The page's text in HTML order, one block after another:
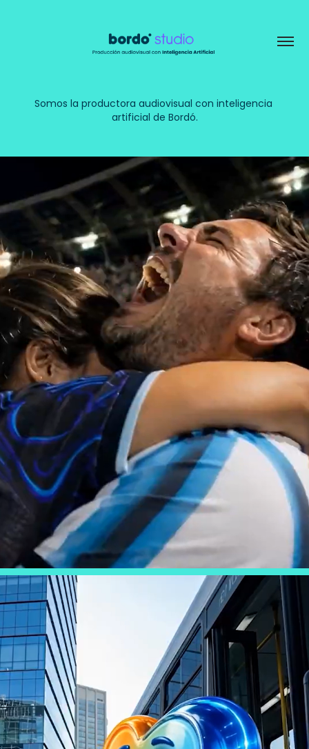
Somos la productora audiovisual con inteligencia
artificial de Bordó.
BBVA - MUNDIAL